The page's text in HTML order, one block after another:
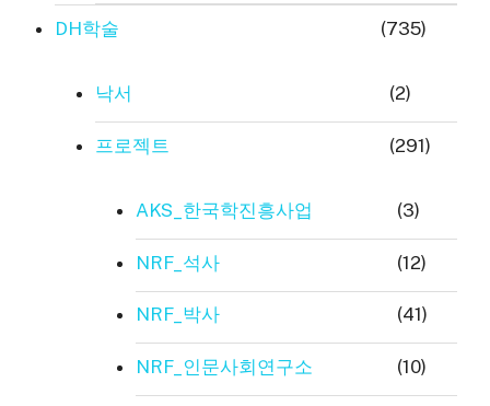
DH학술 (735)
낙서 (2)
프로젝트 (291)
AKS_한국학진흥사업 (3)
NRF_석사 (12)
NRF_박사 (41)
NRF_인문사회연구소 (10)